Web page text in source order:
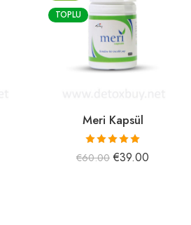
TOPLU
Meri Kapsül
5 üzerinden
5.00oy aldı
€60.00 €39.00